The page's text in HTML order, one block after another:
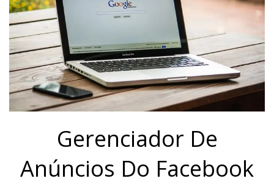
Gerenciador De
Anúncios Do Facebook